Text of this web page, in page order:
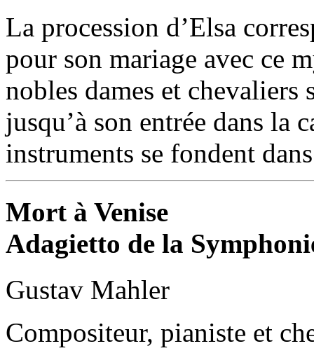
La procession d’Elsa
pour son mariage avec ce
nobles dames et chevaliers
jusqu’à son entrée dans la
instruments se fondent
Mort à Venise
Adagietto de la
Gustav Mahler
Compositeur, pianiste et